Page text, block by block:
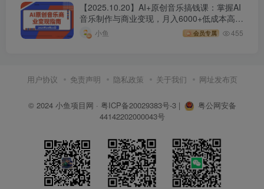
【2025.10.20】AI+原创音乐搞钱课：掌握AI
音乐制作与商业变现，月入6000+低成本高收
益
小鱼 会员专属 455
用户协议 免责声明 隐私政策 关于我们 网址发布页
© 2024 小鱼项目网 · 粤ICP备20029383号-3|
粤公网安备
44142202000043号